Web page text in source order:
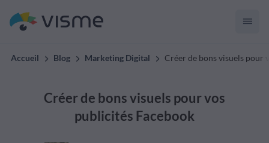
Accueil Blog Marketing Digital Créer de bons visuels pour
Créer de bons visuels pour vos
publicités Facebook